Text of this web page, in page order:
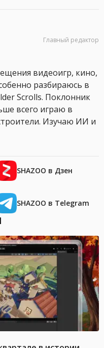
Главный редактор
видеоигр, кино,
разбираюсь в
Scrolls. Поклонник
всего играю в
Изучаю ИИ и
SHAZOO в Дзен
SHAZOO в Telegram